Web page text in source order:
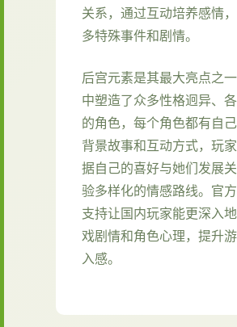
关系，通过互动培养感情
多特殊事件和剧情。
后宫元素是其最大亮点之
中塑造了众多性格迥异、
的角色，每个角色都有自
背景故事和互动方式，玩
据自己的喜好与她们发展
验多样化的情感路线。官
支持让国内玩家能更深入
戏剧情和角色心理，提升
入感。